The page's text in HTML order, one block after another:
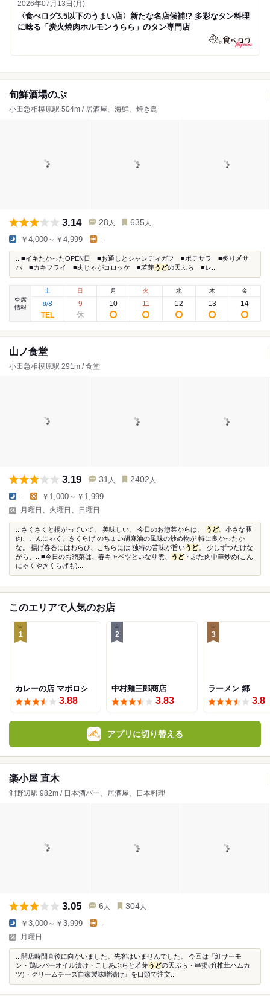
2026年07月13日(月)
〈食べログ3.5以下のうまい店〉新たな名店候補!? 多彩なタン料理
に唸る「炭火焼肉ホルモンうらら」のタン専門店
旬鮮酒場のぶ
小田急相模原駅 504m / 居酒屋、海鮮、焼き鳥
3.14 28 人 635 人
￥4,000～￥4,999 -
...■イキたかったOPEN日 ■お通しとシャンディガフ ■ポテサラ ■炙り〆サ
バ ■カキフライ ■肉じゃがコロッケ ■若芽うどの天ぷら ■レ...
空席
情報
土
8/8
日
9
月
10
火
11
水
12
木
13
金
14
山ノ食堂
小田急相模原駅 291m / 食堂
3.19 31 人 2402 人
- ￥1,000～￥1,999
月曜日、火曜日、日曜日
...さくさくと揚がっていて、 美味しい。 今日のお惣菜からは、 うど、小さな豚
肉、こんにゃく、きくらげ のちょい胡麻油の風味の炒め物が 特に良かったか
な。 揚げ春巻にはわらび、こちらには 独特の苦味が旨いうど。 少しずつだけな
がら、...■今日のお惣菜は、春キャベツといなり煮、 うど・ぶた肉中華炒め(こん
にゃくやきくらげも)...
このエリアで人気のお店
1
カレーの店 マボロシ
3.88
2
中村麺三郎商店
3.83
3
ラーメン 郷
3.8
アプリに切り替える
楽小屋 直木
淵野辺駅 982m / 日本酒バー、居酒屋、日本料理
3.05 6 人 304 人
￥3,000～￥3,999 -
月曜日
...開店時間直後に向かいました。先客はいませんでした。 今回は『紅サーモ
ン・鶏レバーオイル漬け・こしあぶらと若芽うどの天ぷら・串揚げ(椎茸ハムカ
ツ)・クリームチーズ自家製味噌漬け』を口頭で注文...